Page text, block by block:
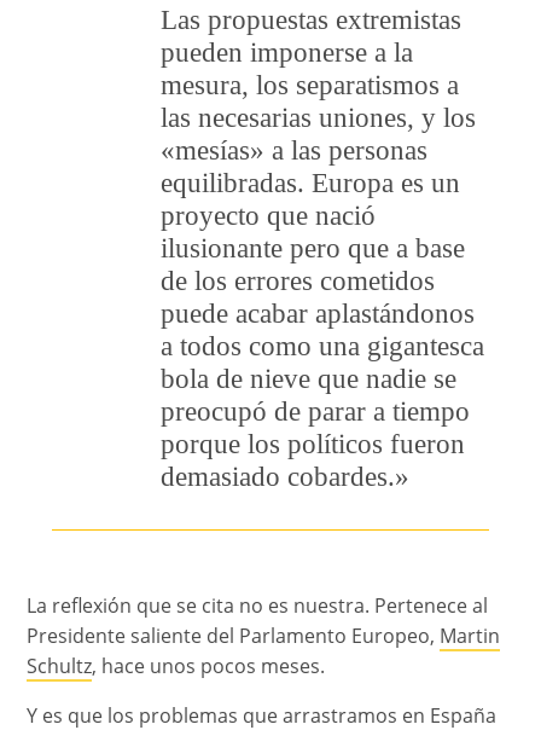
Las propuestas extremistas
pueden imponerse a la
mesura, los separatismos a
las necesarias uniones, y los
«mesías» a las personas
equilibradas. Europa es un
proyecto que nació
ilusionante pero que a base
de los errores cometidos
puede acabar aplastándonos
a todos como una gigantesca
bola de nieve que nadie se
preocupó de parar a tiempo
porque los políticos fueron
demasiado cobardes.»
La reflexión que se cita no es nuestra. Pertenece al
Presidente saliente del Parlamento Europeo, Martin
Schultz, hace unos pocos meses.
Y es que los problemas que arrastramos en España